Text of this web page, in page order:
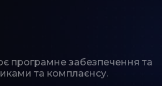
програмне забезпечення та
та комплаєнсу.